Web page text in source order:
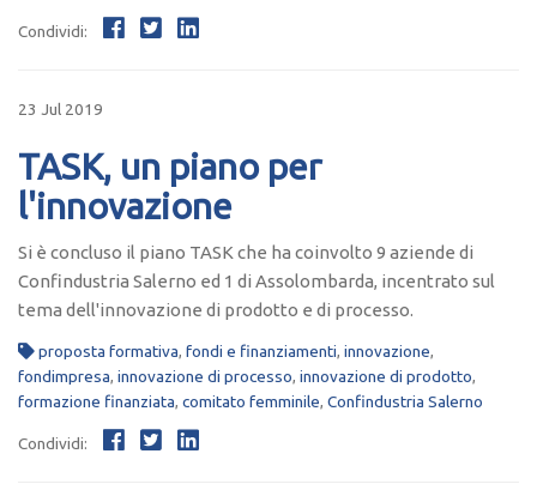
Condividi:
23 Jul 2019
TASK, un piano per
l'innovazione
Si è concluso il piano TASK che ha coinvolto 9 aziende di
Confindustria Salerno ed 1 di Assolombarda, incentrato sul
tema dell'innovazione di prodotto e di processo.
proposta formativa, fondi e finanziamenti, innovazione,
fondimpresa, innovazione di processo, innovazione di prodotto,
formazione finanziata, comitato femminile, Confindustria Salerno
Condividi: